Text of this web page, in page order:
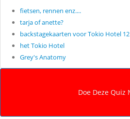
fietsen, rennen enz....
tarja of anette?
backstagekaarten voor Tokio Hotel 12
het Tokio Hotel
Grey's Anatomy